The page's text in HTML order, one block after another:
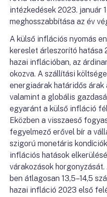
intézkedések 2023. január
meghosszabbítása az év
A külső inflációs nyomás
kereslet árleszorító hatása
hazai inflációban, az
okozva. A szállítási
energiaárak határidős árak
valamint a globális
egyaránt a külső infláció
Eközben a visszaeső
fegyelmező erővel bír a
szigorú monetáris
inflációs hatások
várakozások
ben átlagosan 13,5–14,5
hazai infláció 2023 első